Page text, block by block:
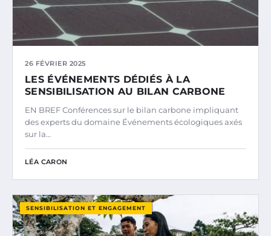
26 FÉVRIER 2025
LES ÉVÉNEMENTS DÉDIÉS À LA
SENSIBILISATION AU BILAN CARBONE
EN BREF Conférences sur le bilan carbone impliquant
des experts du domaine Événements écologiques axés
sur la…
LÉA CARON
SENSIBILISATION ET ENGAGEMENT